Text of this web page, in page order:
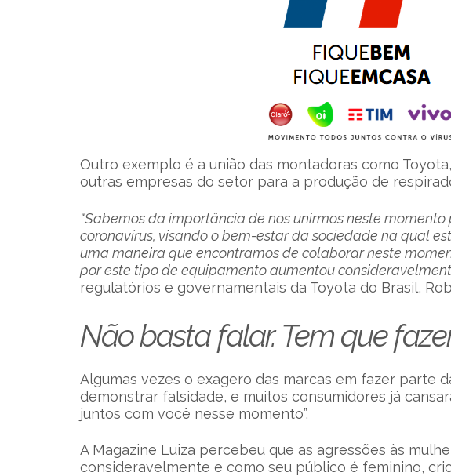
Outro exemplo é a união das montadoras como
outras empresas do setor para a produção de
“Sabemos da importância de nos unirmos neste
coronavírus, visando o bem-estar da sociedade na qual
uma maneira que encontramos de colaborar neste
por este tipo de equipamento aumentou
regulatórios e governamentais da Toyota do Brasil,
Não basta falar. Tem que
Algumas vezes o exagero das marcas em fazer parte
demonstrar falsidade, e muitos consumidores já
juntos com você nesse momento”.
A Magazine Luiza percebeu que as agressões às
consideravelmente e como seu público é feminino,